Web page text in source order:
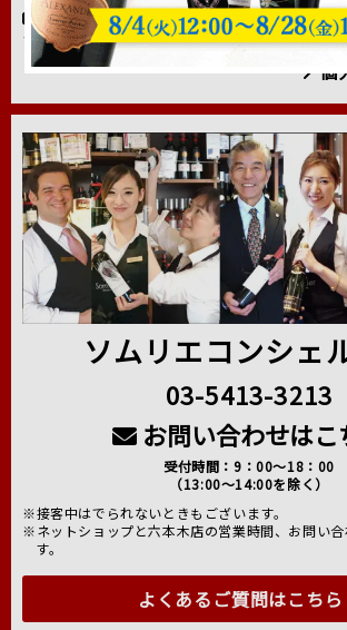
個人情報について
プライバシーマーク取得しました。
個
ソムリエコンシェ
03-5413-3213
お問い合わせはこ
受付時間：9：00～18：00
（13:00～14:00を除く）
※接客中はでられないときもございます。
※ネットショップと六本木店の営業時間、お問い
す。
よくあるご質問はこちら